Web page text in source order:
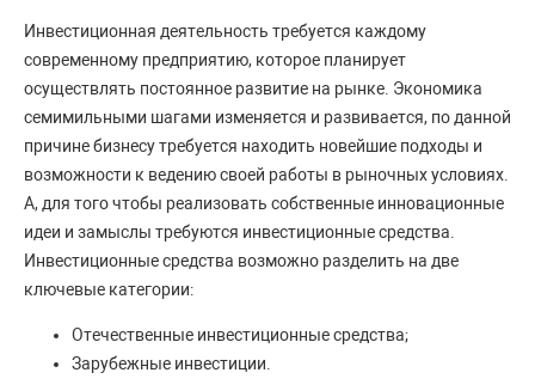
Инвестиционная деятельность требуется каждому
современному предприятию, которое планирует
осуществлять постоянное развитие на рынке. Экономика
семимильными шагами изменяется и развивается, по данной
причине бизнесу требуется находить новейшие подходы и
возможности к ведению своей работы в рыночных условиях.
А, для того чтобы реализовать собственные инновационные
идеи и замыслы требуются инвестиционные средства.
Инвестиционные средства возможно разделить на две
ключевые категории:
Отечественные инвестиционные средства;
Зарубежные инвестиции.